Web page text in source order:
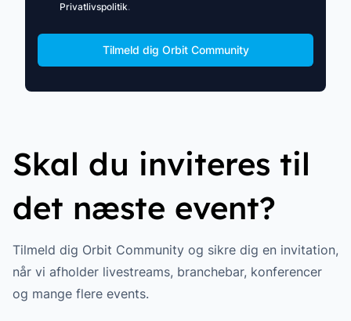
Skal du inviteres til
det næste event?
Tilmeld dig Orbit Community og sikre dig en invitation,
når vi afholder livestreams, branchebar, konferencer
og mange flere events.
Privatlivspolitik.
Move along, nothing to see here
Tilmeld dig Orbit Community